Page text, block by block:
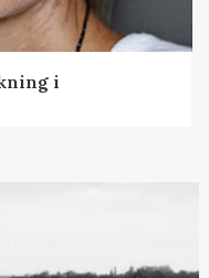
i
om man vil